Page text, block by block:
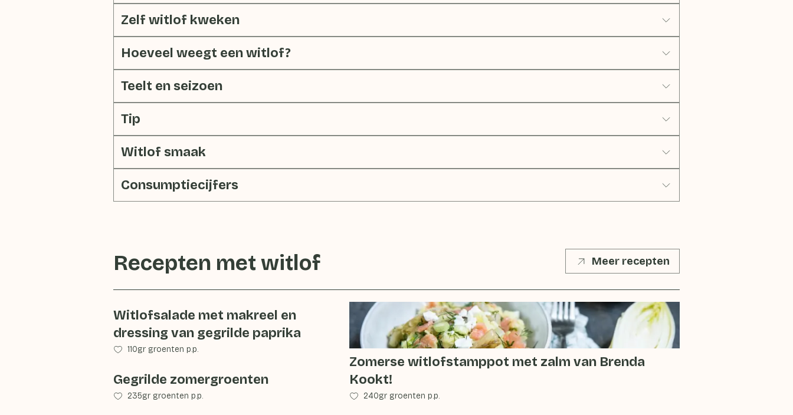
Zelf witlof kweken
Hoeveel weegt een witlof?
Teelt en seizoen
Tip
Witlof smaak
Consumptiecijfers
Recepten met witlof Meer recepten
Witlofsalade met makreel en
dressing van gegrilde paprika
110gr groenten p.p.
Gegrilde zomergroenten
235gr groenten p.p.
Zomerse witlofstamppot met zalm van Brenda
Kookt!
240gr groenten p.p.